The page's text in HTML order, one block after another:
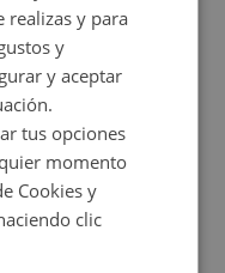
para
RD
realizas y para
y
y aceptar
tus opciones
momento
Cookies y
clic